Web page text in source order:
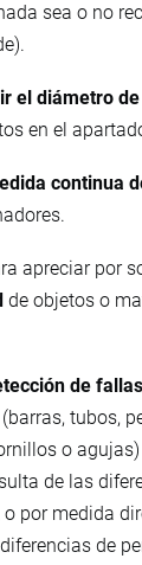
sea o no
el diámetro
en el
continua
apreciar por
de objetos o
de
(barras, tubos,
o
de las
por medida
de